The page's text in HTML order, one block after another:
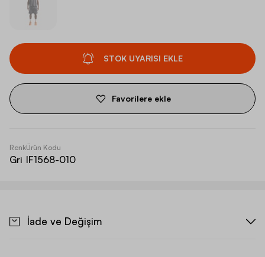
STOK UYARISI EKLE
Favorilere ekle
Renk
Gri
Ürün Kodu
IF1568-010
İade ve Değişim